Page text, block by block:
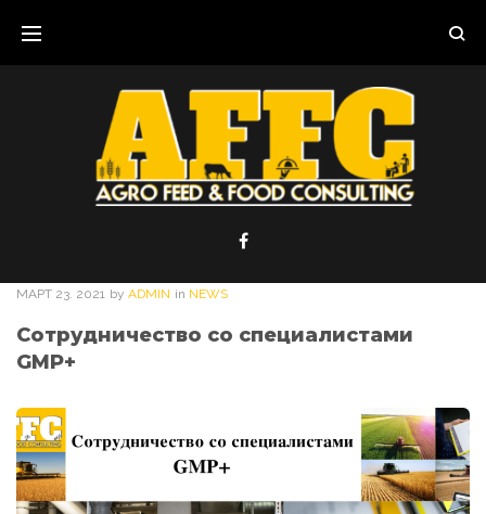
МАРТ 23. 2021 by ADMIN in NEWS
Сотрудничество со специалистами
GMP+